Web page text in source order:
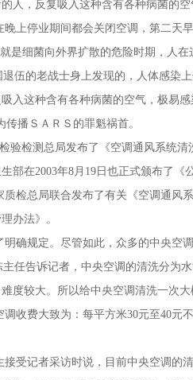
人，反复吸入这种含有各种病菌的空
晚上停业期间都会关闭空调，第二天
是细菌向外界扩散的危险时期，人在
伍的老战士身上发现的，人体感染
入这种含有各种病菌的空气，极易
播ＳＡＲＳ的罪魁祸首。
验检测总局发布了《空调通风系统
部在2003年8月19日也正式颁布了《
质检总局联合发布了有关《空调通
办法》。
确规定。尽管如此，众多的中央空
任告诉记者，中央空调的清洗分为
度较大。所以给中央空调清洗一次大
收费大致为：每平方米30元至40元
受记者采访时说，目前中央空调的